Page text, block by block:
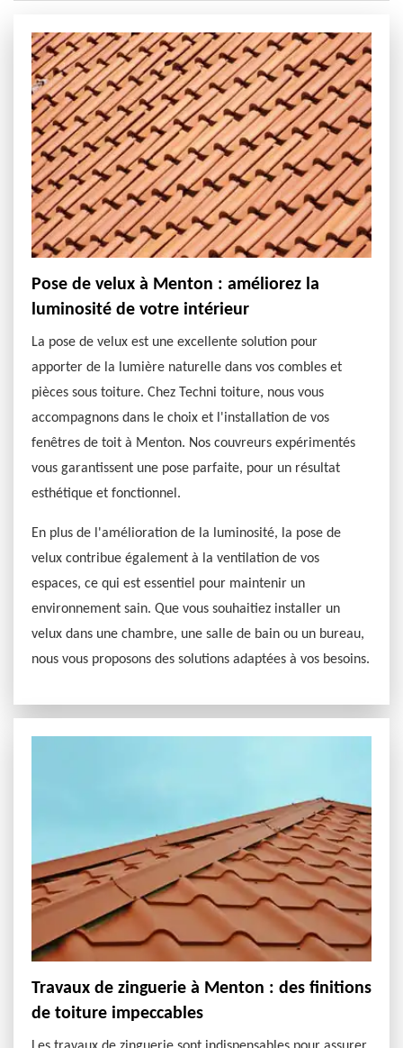
Pose de velux à Menton : améliorez la
luminosité de votre intérieur
La pose de velux est une excellente solution pour
apporter de la lumière naturelle dans vos combles et
pièces sous toiture. Chez Techni toiture, nous vous
accompagnons dans le choix et l'installation de vos
fenêtres de toit à Menton. Nos couvreurs expérimentés
vous garantissent une pose parfaite, pour un résultat
esthétique et fonctionnel.
En plus de l'amélioration de la luminosité, la pose de
velux contribue également à la ventilation de vos
espaces, ce qui est essentiel pour maintenir un
environnement sain. Que vous souhaitiez installer un
velux dans une chambre, une salle de bain ou un bureau,
nous vous proposons des solutions adaptées à vos besoins.
Travaux de zinguerie à Menton : des finitions
de toiture impeccables